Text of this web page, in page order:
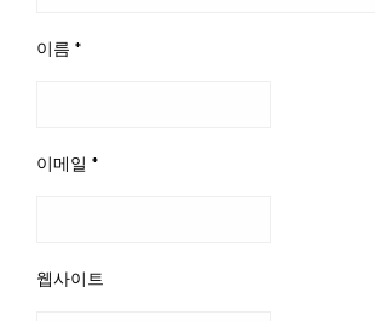
이름 *
이메일 *
웹사이트